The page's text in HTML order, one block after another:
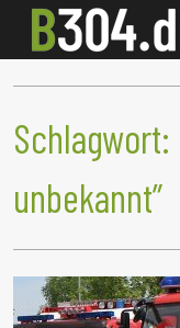
Schlagwort:
unbekannt”